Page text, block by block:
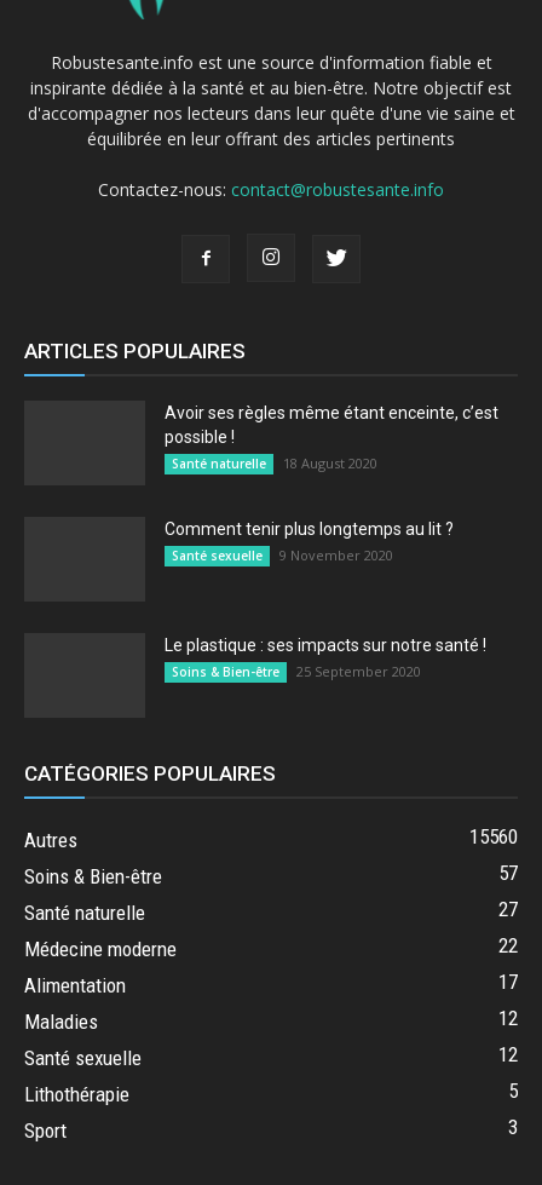
Robustesante.info est une source d'information fiable et
inspirante dédiée à la santé et au bien-être. Notre objectif est
d'accompagner nos lecteurs dans leur quête d'une vie saine et
équilibrée en leur offrant des articles pertinents
Contactez-nous: contact@robustesante.info
ARTICLES POPULAIRES
Avoir ses règles même étant enceinte, c’est
possible !
Santé naturelle 18 August 2020
Comment tenir plus longtemps au lit ?
Santé sexuelle 9 November 2020
Le plastique : ses impacts sur notre santé !
Soins & Bien-être 25 September 2020
CATÉGORIES POPULAIRES
Autres
15560
Soins & Bien-être
57
Santé naturelle
27
Médecine moderne
22
Alimentation
17
Maladies
12
Santé sexuelle
12
Lithothérapie
5
Sport
3